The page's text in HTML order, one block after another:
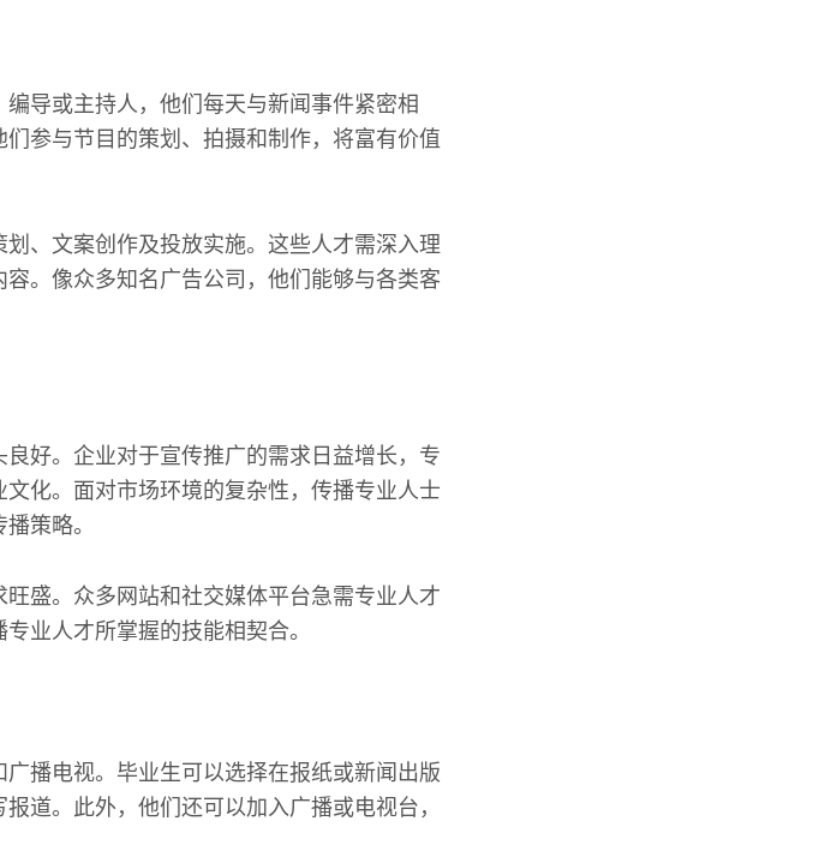
导或主持人，他们每天与新闻事件紧密相
参与节目的策划、拍摄和制作，将富有价值
、文案创作及投放实施。这些人才需深入理
。像众多知名广告公司，他们能够与各类客
好。企业对于宣传推广的需求日益增长，专
化。面对市场环境的复杂性，传播专业人士
策略。
盛。众多网站和社交媒体平台急需专业人才
业人才所掌握的技能相契合。
播电视。毕业生可以选择在报纸或新闻出版
道。此外，他们还可以加入广播或电视台，